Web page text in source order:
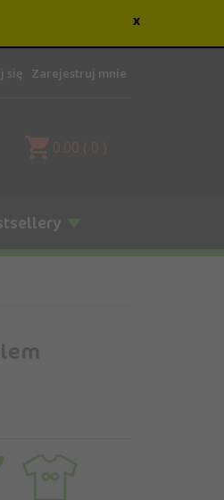
x
się Zarejestruj mnie
0.00 ( 0 )